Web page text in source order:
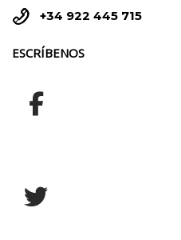

 +34 922 445 715
ESCRÍBENOS